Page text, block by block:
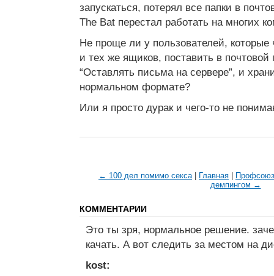
запускаться, потерял все папки в
The Bat перестал работать на многих
Не проще ли у пользователей, которые
и тех же ящиков, поставить в почтовой
“Оставлять письма на сервере”, и
нормальном формате?
Или я просто дурак и чего-то не
← 100 дел помимо секса| Главная
демпингом →
КОММЕНТАРИИ
Это ты зря, нормальное решение.
качать. А вот следить за местом на
kost: